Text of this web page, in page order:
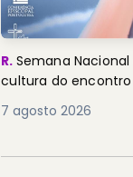
R. Semana
cultura do
7 agosto 2026